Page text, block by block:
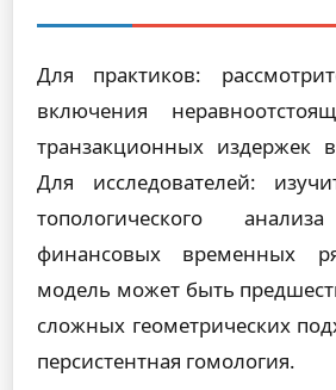
Для практиков:
включения
транзакционных
Для исследователей:
топологического
финансовых временных
модель может быть
сложных геометрических
персистентная гомология.